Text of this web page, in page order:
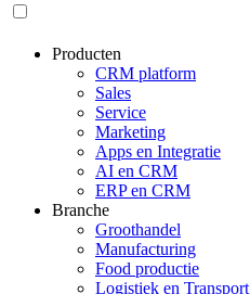
Producten
CRM platform
Sales
Service
Marketing
Apps en Integratie
AI en CRM
ERP en CRM
Branche
Groothandel
Manufacturing
Food productie
Logistiek en Transport